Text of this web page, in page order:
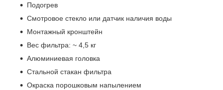
Подогрев
Смотровое стекло или датчик наличия воды
Монтажный кронштейн
Вес фильтра: ~ 4,5 кг
Алюминиевая головка
Стальной стакан фильтра
Окраска порошковым напылением